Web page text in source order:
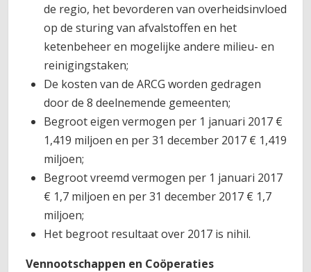
de regio, het bevorderen van overheidsinvloed
op de sturing van afvalstoffen en het
ketenbeheer en mogelijke andere milieu- en
reinigingstaken;
De kosten van de ARCG worden gedragen
door de 8 deelnemende gemeenten;
Begroot eigen vermogen per 1 januari 2017 €
1,419 miljoen en per 31 december 2017 € 1,419
miljoen;
Begroot vreemd vermogen per 1 januari 2017
€ 1,7 miljoen en per 31 december 2017 € 1,7
miljoen;
Het begroot resultaat over 2017 is nihil.
Vennootschappen en Coöperaties